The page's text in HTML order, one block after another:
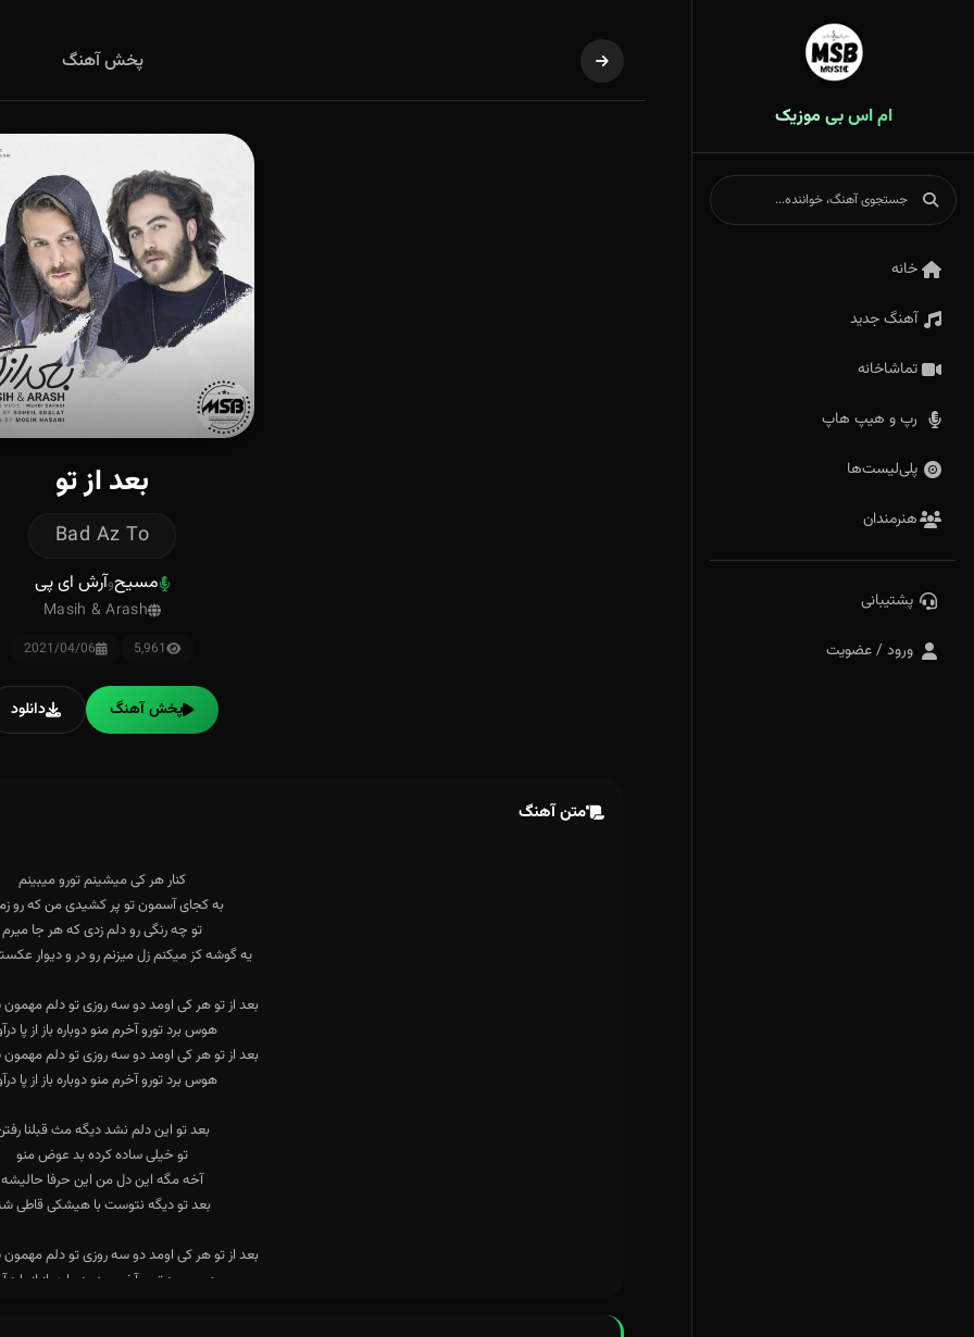
ام اس بی موزیک
خانه
آهنگ جدید
تماشاخانه
رپ و هیپ هاپ
پلی‌لیست‌ها
هنرمندان
پشتیبانی
ورود / عضویت
پخش آهنگ
بعد از تو
Bad Az To
مسیحوآرش ای پی
Masih & Arash
5,961
2021/04/06
پخش آهنگ دانلود
متن آهنگ